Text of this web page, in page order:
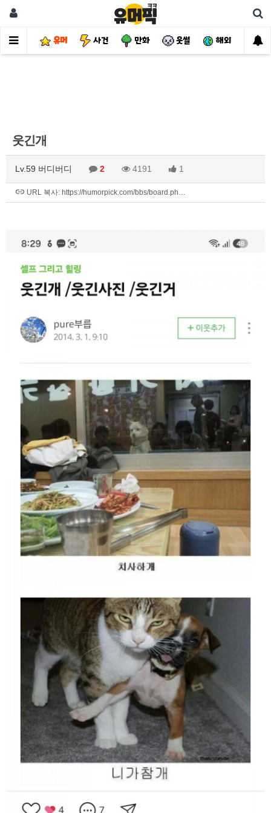
유머 사건 만화 웃썰 해외 핫
웃긴개
Lv.59 버디버디 2 4191 1
URL 복사: https://humorpick.com/bbs/board.ph…